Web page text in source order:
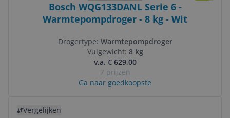
Bosch WQG133DANL Serie 6 -
Warmtepompdroger - 8 kg - Wit
Drogertype: Warmtepompdroger
Vulgewicht: 8 kg
v.a. € 629,00
7 prijzen
Ga naar goedkoopste
Vergelijken